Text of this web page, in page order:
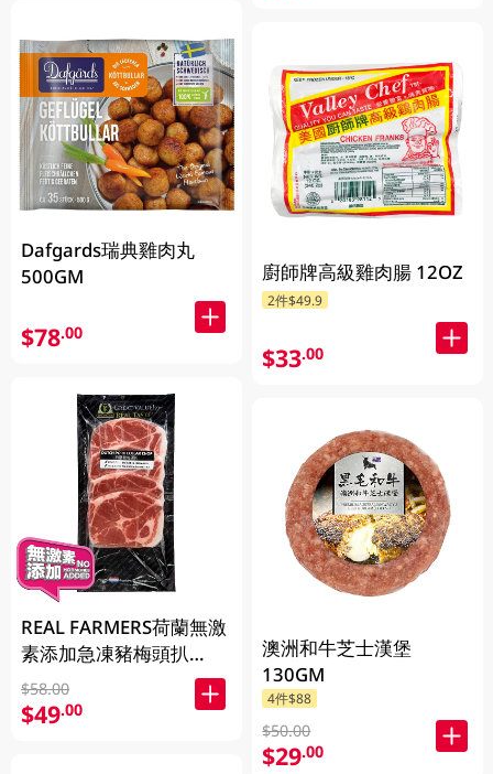
Dafgards瑞典雞肉丸
500GM
$78.00
REAL FARMERS荷蘭無激
素添加急凍豬梅頭扒
400GM
$58.00
$49.00
廚師牌高級雞肉腸 12OZ
2件$49.9
$33.00
澳洲和牛芝士漢堡
130GM
4件$88
$50.00
$29.00